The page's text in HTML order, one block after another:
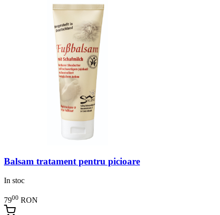
Balsam tratament pentru picioare
In stoc
7900 RON